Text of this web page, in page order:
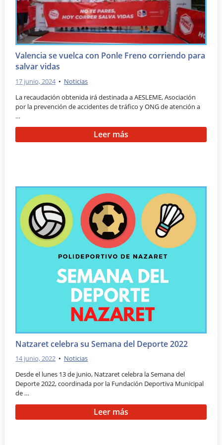
Valencia se vuelca con Ponle Freno corriendo para
salvar vidas
17 junio, 2024 • Noticias
La recaudación obtenida irá destinada a AESLEME, Asociación
por la prevención de accidentes de tráfico y ONG de atención a
…
Leer más
Natzaret celebra su Semana del Deporte 2022
14 junio, 2022 • Noticias
Desde el lunes 13 de junio, Natzaret celebra la Semana del
Deporte 2022, coordinada por la Fundación Deportiva Municipal
de …
Leer más